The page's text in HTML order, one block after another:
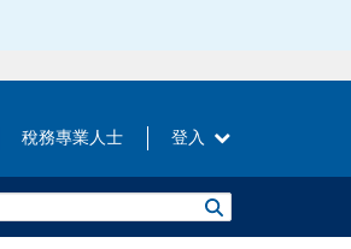
稅務專業人士 登入